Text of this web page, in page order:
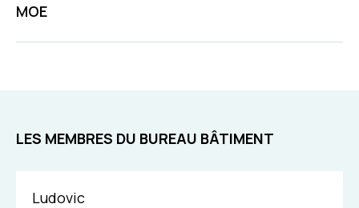
MOE
LES MEMBRES DU BUREAU BÂTIMENT
Ludovic